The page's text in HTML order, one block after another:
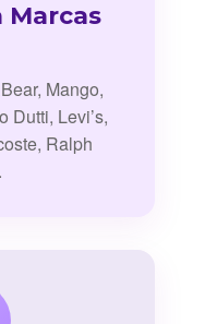
Marcas
Mango,
Dutti, Levi’s,
Ralph